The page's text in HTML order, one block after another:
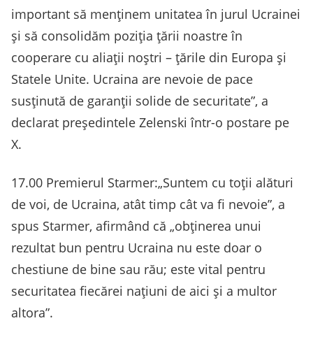
important să menținem unitatea în jurul Ucrainei
și să consolidăm poziția țării noastre în
cooperare cu aliații noștri – țările din Europa și
Statele Unite. Ucraina are nevoie de pace
susținută de garanții solide de securitate”, a
declarat președintele Zelenski într-o postare pe
X.
17.00 Premierul Starmer:„Suntem cu toţii alături
de voi, de Ucraina, atât timp cât va fi nevoie”, a
spus Starmer, afirmând că „obţinerea unui
rezultat bun pentru Ucraina nu este doar o
chestiune de bine sau rău; este vital pentru
securitatea fiecărei naţiuni de aici şi a multor
altora”.